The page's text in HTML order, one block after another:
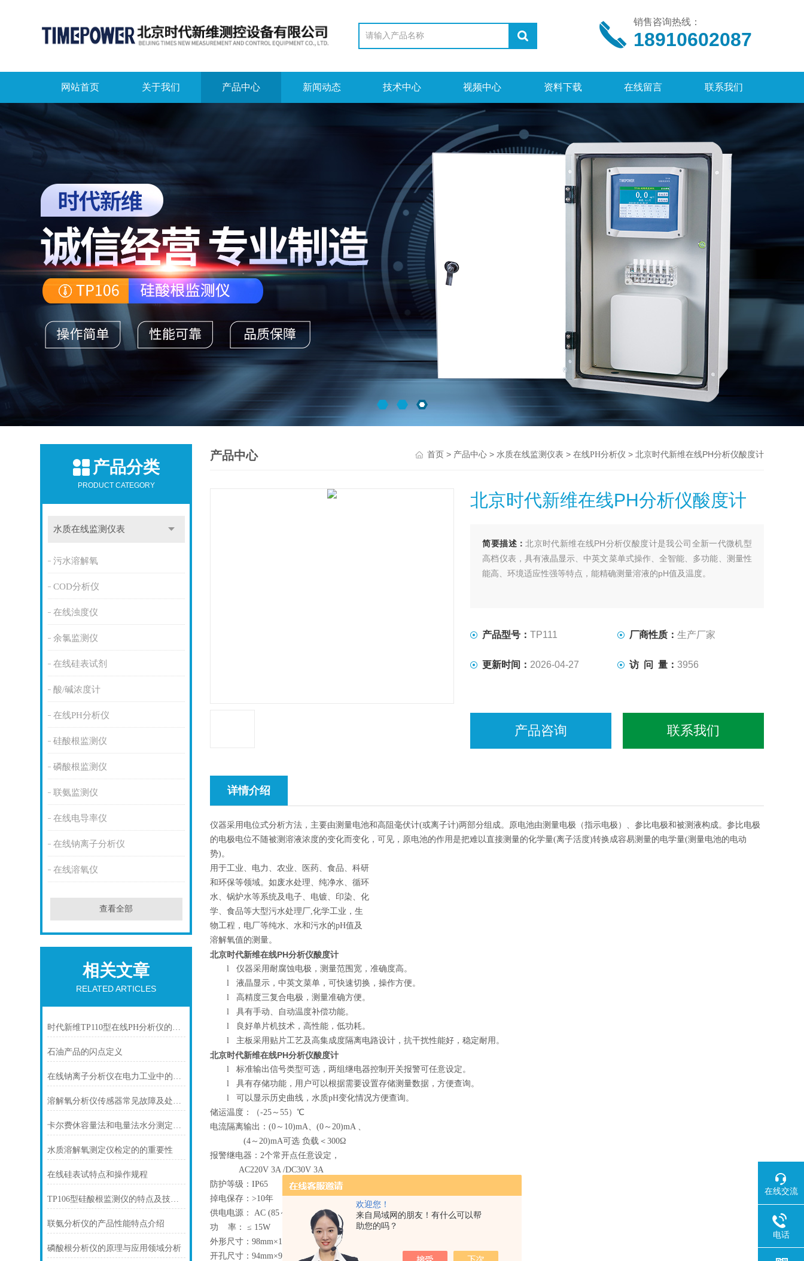
欢迎您！
来自局域网的朋友！有什么可以帮
助您的吗？
销售咨询热线：
18910602087
网站首页 关于我们 产品中心 新闻动态 技术中心 视频中心 资料下载 在线留言 联系我们
产品分类
PRODUCT CATEGORY
水质在线监测仪表
污水溶解氧
COD分析仪
在线浊度仪
余氯监测仪
在线硅表试剂
酸/碱浓度计
在线PH分析仪
硅酸根监测仪
磷酸根监测仪
联氨监测仪
在线电导率仪
在线钠离子分析仪
在线溶氧仪
查看全部
相关文章
RELATED ARTICLES
时代新维TP110型在线PH分析仪的工作原理
石油产品的闪点定义
在线钠离子分析仪在电力工业中的锅炉水处理与管道保护
溶解氧分析仪传感器常见故障及处理方法？
卡尔费休容量法和电量法水分测定的测定原理
水质溶解氧测定仪检定的的重要性
在线硅表试特点和操作规程
TP106型硅酸根监测仪的特点及技术参数
联氨分析仪的产品性能特点介绍
磷酸根分析仪的原理与应用领域分析
产品中心 首页> 产品中心> 水质在线监测仪表 > 在线PH分析仪 > 北京时代新维在线PH分析仪酸度计
北京时代新维在线PH分析仪酸度计
简要描述：北京时代新维在线PH分析仪酸度计是我公司全新一代微机型
高档仪表，具有液晶显示、中英文菜单式操作、全智能、多功能、测量性
能高、环境适应性强等特点，能精确测量溶液的pH值及温度。
产品型号：TP111 厂商性质： 生产厂家
更新时间： 2026-04-27 访 问 量： 3956
产品咨询 联系我们
详情介绍
仪器采用电位式分析方法，主要由测量电池和高阻毫伏计(或离子计)两部分组成。原电池由测量电极（指示电极）、参比电极和被测液构成。参比电极
的电极电位不随被测溶液浓度的变化而变化，可见，原电池的作用是把难以直接测量的化学量(离子活度)转换成容易测量的电学量(测量电池的电动
势)。
用于工业、电力、农业、医药、食品、科研
和环保等领域。如废水处理、纯净水、循环
水、锅炉水等系统及电子、电镀、印染、化
学、食品等大型污水处理厂,化学工业，生
物工程，电厂等纯水、水和污水的pH值及
溶解氧值的测量。
北京时代新维在线PH分析仪酸度计
l
仪器采用耐腐蚀电极，测量范围宽，准确度高。
l
液晶显示，中英文菜单，可快速切换，操作方便。
l
高精度三复合电极，测量准确方便。
l
具有手动、自动温度补偿功能。
l
良好单片机技术，高性能，低功耗。
l
主板采用贴片工艺及高集成度隔离电路设计，抗干扰性能好，稳定耐用。
北京时代新维在线PH分析仪酸度计
l
标准输出信号类型可选，两组继电器控制开关报警可任意设定。
l
具有存储功能，用户可以根据需要设置存储测量数据，方便查询。
l
可以显示历史曲线，水质pH变化情况方便查询。
储运温度：（-25～55）℃
电流隔离输出：(0～10)mA、(0～20)mA 、
(4～20)mA可选 负载＜300Ω
报警继电器：2个常开点任意设定，
AC220V 3A /DC30V 3A
防护等级：IP65
掉电保存：>10年
供电电源： AC (85～265)V / 24VDC
功 率： ≤ 15W
外形尺寸：98mm×130mm×98mm
开孔尺寸：94mm×94mm
在线交流
电话